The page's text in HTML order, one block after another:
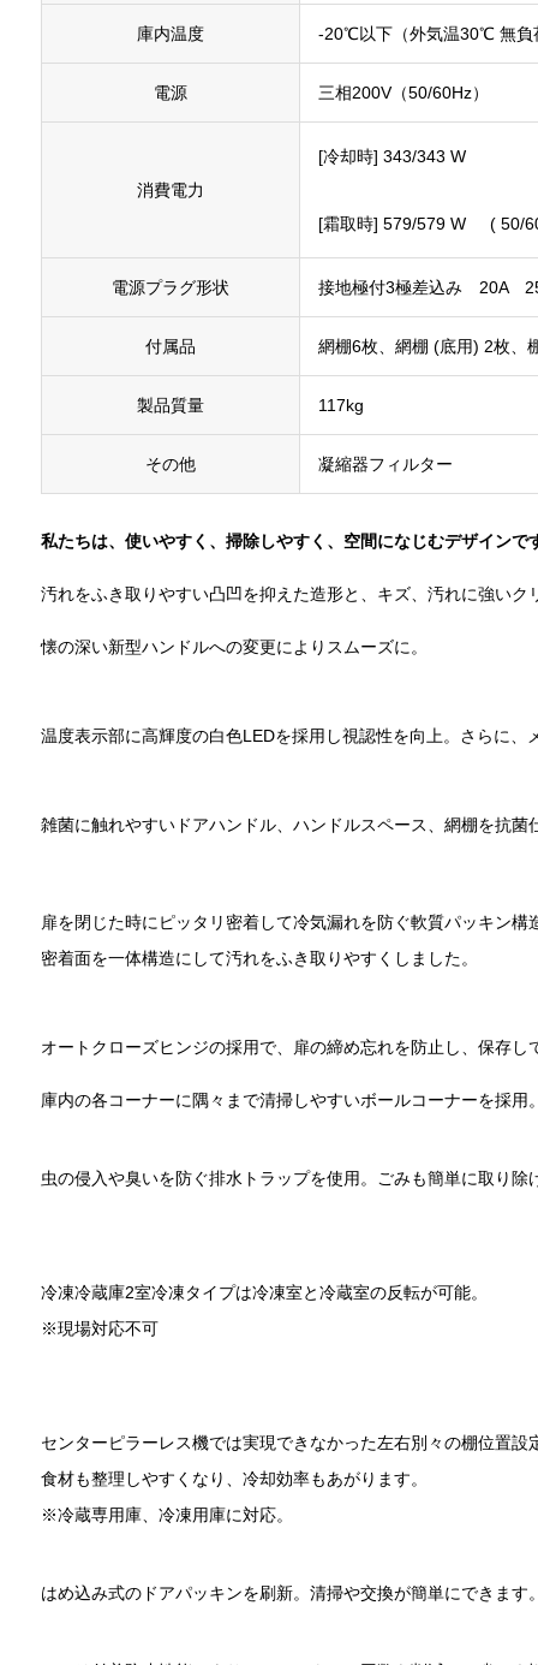
庫内温度 -20℃以下（外気温30℃ 無負
電源 三相200V（50/60Hz）
消費電力
[冷却時] 343/343 W
[霜取時] 579/579 W ( 50/
電源プラグ形状 接地極付3極差込み 20A
付属品 網棚6枚、網棚 (底用) 2枚、
製品質量 117kg
その他 凝縮器フィルター
私たちは、使いやすく、掃除しやすく、空間になじむデザイン
汚れをふき取りやすい凸凹を抑えた造形と、キズ、汚れに強い
懐の深い新型ハンドルへの変更によりスムーズに。
温度表示部に高輝度の白色LEDを採用し視認性を向上。さらに
雑菌に触れやすいドアハンドル、ハンドルスペース、網棚を抗
扉を閉じた時にピッタリ密着して冷気漏れを防ぐ軟質パッキン構
密着面を一体構造にして汚れをふき取りやすくしました。
オートクローズヒンジの採用で、扉の締め忘れを防止し、保存
庫内の各コーナーに隅々まで清掃しやすいボールコーナーを採
虫の侵入や臭いを防ぐ排水トラップを使用。ごみも簡単に取り除
冷凍冷蔵庫2室冷凍タイプは冷凍室と冷蔵室の反転が可能。
※現場対応不可
センターピラーレス機では実現できなかった左右別々の棚位置
食材も整理しやすくなり、冷却効率もあがります。
※冷蔵専用庫、冷凍用庫に対応。
はめ込み式のドアパッキンを刷新。清掃や交換が簡単にできます